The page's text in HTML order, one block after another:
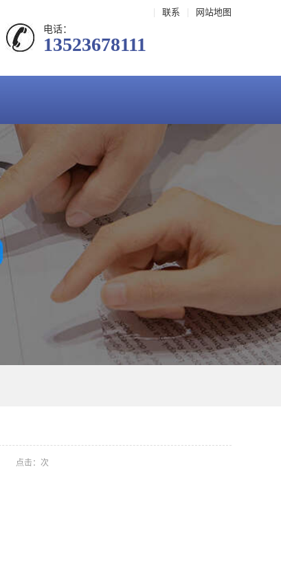
| 联系 | 网站地图
电话：
13523678111
点击： 次